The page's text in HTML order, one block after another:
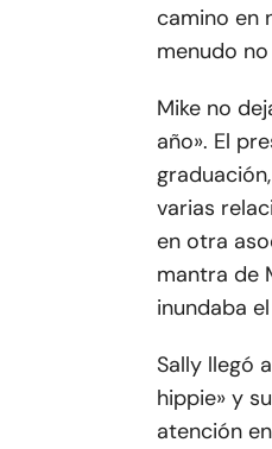
camino en
menudo
Mike no
año». El
varias
en otra
mantra de
inundaba
Sally llegó
hippie» y
atención